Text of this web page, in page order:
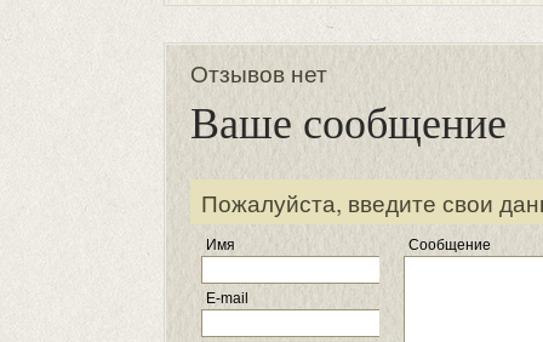
Отзывов нет
Ваше сообщение
Пожалуйста, введите свои
Имя
E-mail
Сообщение